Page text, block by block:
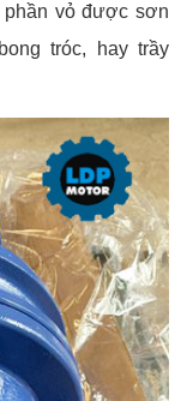
phần vỏ được sơn
tróc, hay trầy